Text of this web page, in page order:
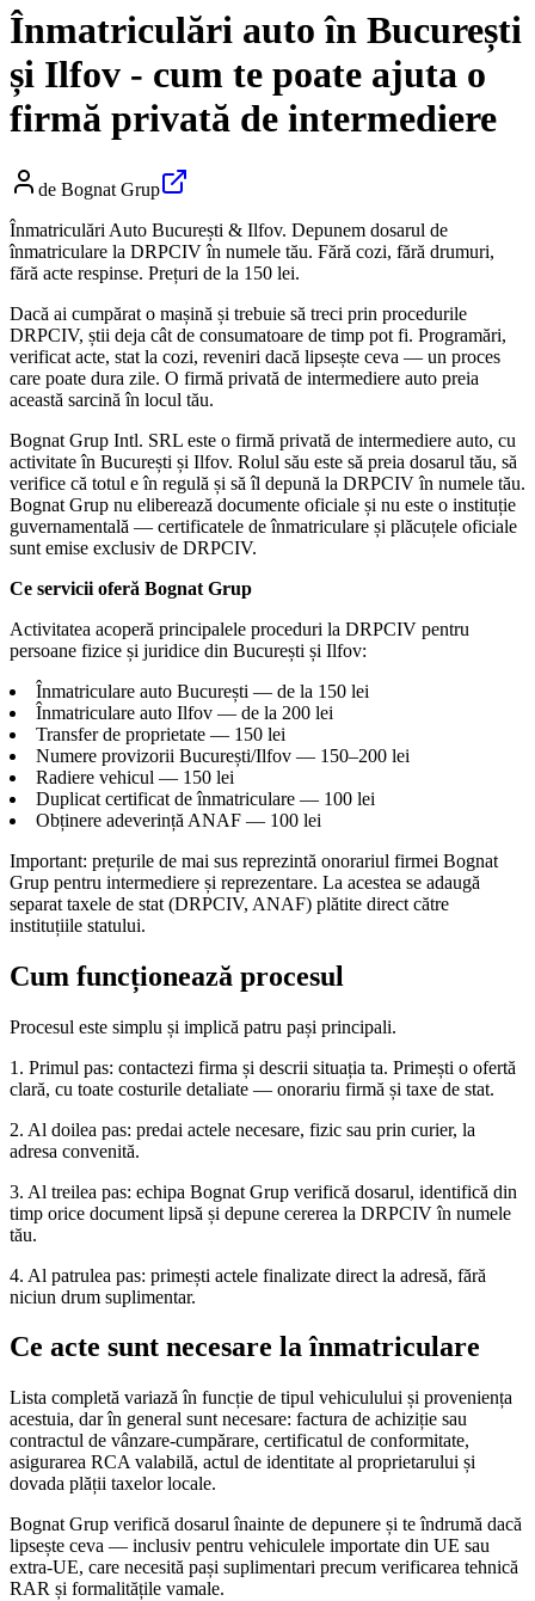
Înmatriculări auto în București
și Ilfov - cum te poate ajuta o
firmă privată de intermediere
de Bognat Grup
Înmatriculări Auto București & Ilfov. Depunem dosarul de
înmatriculare la DRPCIV în numele tău. Fără cozi, fără drumuri,
fără acte respinse. Prețuri de la 150 lei.
Dacă ai cumpărat o mașină și trebuie să treci prin procedurile
DRPCIV, știi deja cât de consumatoare de timp pot fi. Programări,
verificat acte, stat la cozi, reveniri dacă lipsește ceva — un proces
care poate dura zile. O firmă privată de intermediere auto preia
această sarcină în locul tău.
Bognat Grup Intl. SRL este o firmă privată de intermediere auto, cu
activitate în București și Ilfov. Rolul său este să preia dosarul tău, să
verifice că totul e în regulă și să îl depună la DRPCIV în numele tău.
Bognat Grup nu eliberează documente oficiale și nu este o instituție
guvernamentală — certificatele de înmatriculare și plăcuțele oficiale
sunt emise exclusiv de DRPCIV.
Ce servicii oferă Bognat Grup
Activitatea acoperă principalele proceduri la DRPCIV pentru
persoane fizice și juridice din București și Ilfov:
Înmatriculare auto București — de la 150 lei
Înmatriculare auto Ilfov — de la 200 lei
Transfer de proprietate — 150 lei
Numere provizorii București/Ilfov — 150–200 lei
Radiere vehicul — 150 lei
Duplicat certificat de înmatriculare — 100 lei
Obținere adeverință ANAF — 100 lei
Important: prețurile de mai sus reprezintă onorariul firmei Bognat
Grup pentru intermediere și reprezentare. La acestea se adaugă
separat taxele de stat (DRPCIV, ANAF) plătite direct către
instituțiile statului.
Cum funcționează procesul
Procesul este simplu și implică patru pași principali.
1. Primul pas: contactezi firma și descrii situația ta. Primești o ofertă
clară, cu toate costurile detaliate — onorariu firmă și taxe de stat.
2. Al doilea pas: predai actele necesare, fizic sau prin curier, la
adresa convenită.
3. Al treilea pas: echipa Bognat Grup verifică dosarul, identifică din
timp orice document lipsă și depune cererea la DRPCIV în numele
tău.
4. Al patrulea pas: primești actele finalizate direct la adresă, fără
niciun drum suplimentar.
Ce acte sunt necesare la înmatriculare
Lista completă variază în funcție de tipul vehiculului și proveniența
acestuia, dar în general sunt necesare: factura de achiziție sau
contractul de vânzare-cumpărare, certificatul de conformitate,
asigurarea RCA valabilă, actul de identitate al proprietarului și
dovada plății taxelor locale.
Bognat Grup verifică dosarul înainte de depunere și te îndrumă dacă
lipsește ceva — inclusiv pentru vehiculele importate din UE sau
extra-UE, care necesită pași suplimentari precum verificarea tehnică
RAR și formalitățile vamale.